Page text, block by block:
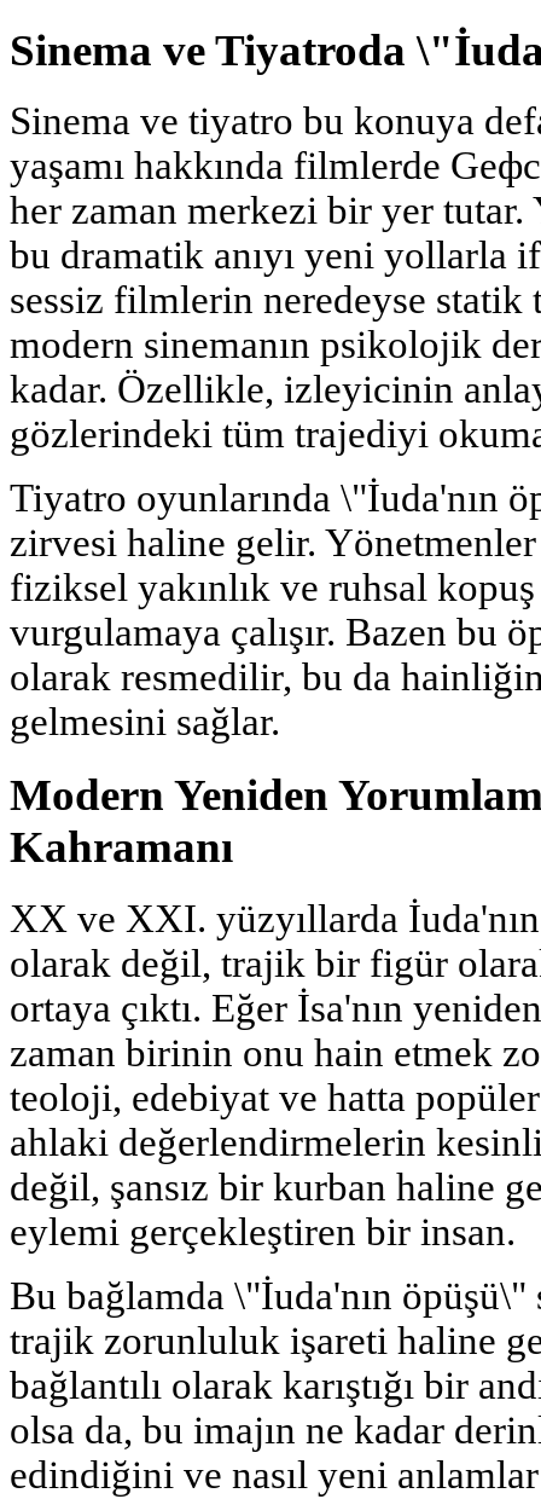
Sinema ve Tiyatroda
Sinema ve tiyatro bu konuya
yaşamı hakkında filmlerde
her zaman merkezi bir yer
bu dramatik anıyı yeni yollarla
sessiz filmlerin neredeyse
modern sinemanın psikolojik
kadar. Özellikle, izleyicinin
gözlerindeki tüm trajediyi
Tiyatro oyunlarında \"İuda'nın
zirvesi haline gelir. Yönetmenler
fiziksel yakınlık ve ruhsal kopuş
vurgulamaya çalışır. Bazen bu
olarak resmedilir, bu da
gelmesini sağlar.
Modern Yeniden
Kahramanı
XX ve XXI. yüzyıllarda
olarak değil, trajik bir figür
ortaya çıktı. Eğer İsa'nın
zaman birinin onu hain etmek
teoloji, edebiyat ve hatta
ahlaki değerlendirmelerin
değil, şansız bir kurban haline
eylemi gerçekleştiren bir insan.
Bu bağlamda \"İuda'nın
trajik zorunluluk işareti haline
bağlantılı olarak karıştığı bir
olsa da, bu imajın ne kadar
edindiğini ve nasıl yeni anlamlar